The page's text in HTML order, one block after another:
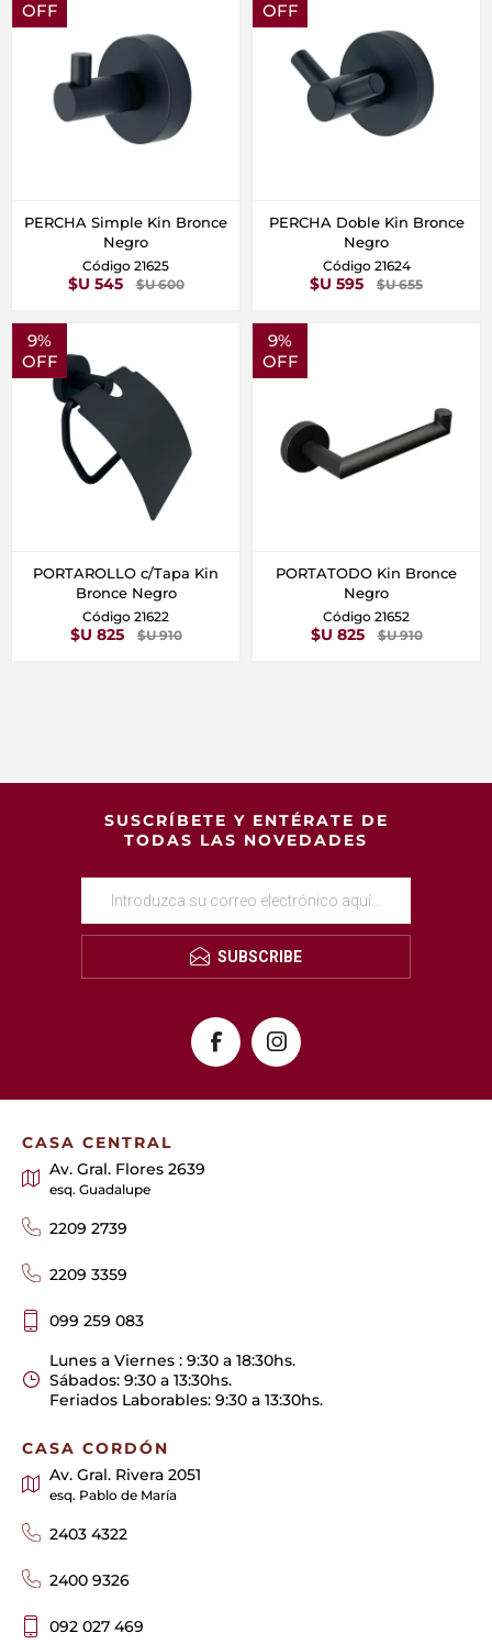
OFF
PERCHA Simple Kin Bronce
Negro
Código 21625
$U 545 $U 600
OFF
PERCHA Doble Kin Bronce
Negro
Código 21624
$U 595 $U 655
9%
OFF
PORTAROLLO c/Tapa Kin
Bronce Negro
Código 21622
$U 825 $U 910
9%
OFF
PORTATODO Kin Bronce
Negro
Código 21652
$U 825 $U 910
SUSCRÍBETE Y ENTÉRATE DE
TODAS LAS NOVEDADES
SUBSCRIBE
CASA CENTRAL
Av. Gral. Flores 2639
esq. Guadalupe
2209 2739
2209 3359
099 259 083
Lunes a Viernes : 9:30 a 18:30hs.
Sábados: 9:30 a 13:30hs.
Feriados Laborables: 9:30 a 13:30hs.
CASA CORDÓN
Av. Gral. Rivera 2051
esq. Pablo de María
2403 4322
2400 9326
092 027 469